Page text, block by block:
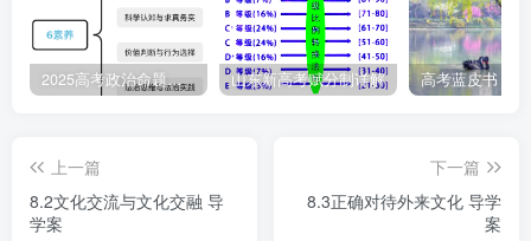
③推进文化交融，要借鉴、吸收一切外来文化
④不同民族的文化能够实现相互交流与交融
8.在中国国家博物馆，唐三彩载丝骆驼俑唤起丝绸之路
的古老记忆;在中国美术馆，吴冠中的《红莲》以油画语言彰
2025高考政治命题纲要解读 山东新高考赋分制详解
上一篇
8.2文化交流与文化交融 导
学案
下一篇
8.3正确对待外来文化 导学
案